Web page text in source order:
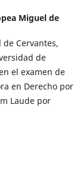
Miguel de
Cervantes,
de
el examen de
en Derecho por
Laude por